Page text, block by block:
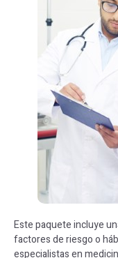
Este paquete incluye
factores de riesgo o
especialistas en